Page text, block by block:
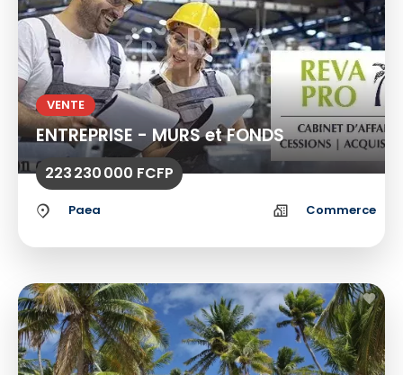
VENTE
ENTREPRISE - MURS et FONDS
223 230 000 FCFP
Paea Commerce